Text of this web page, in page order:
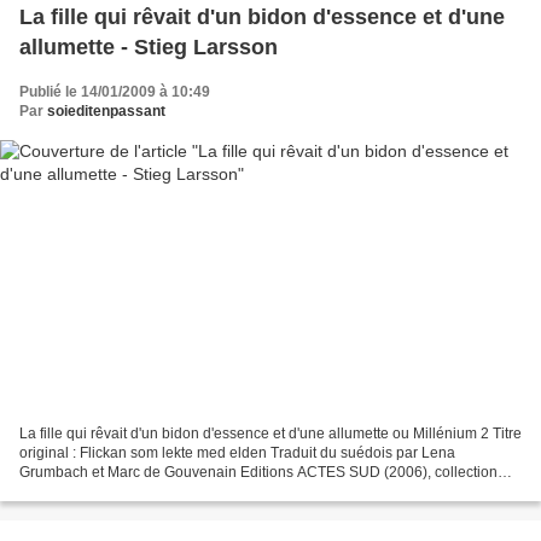
La fille qui rêvait d'un bidon d'essence et d'une
allumette - Stieg Larsson
Publié le 14/01/2009 à 10:49
Par soieditenpassant
La fille qui rêvait d'un bidon d'essence et d'une allumette ou Millénium 2 Titre
original : Flickan som lekte med elden Traduit du suédois par Lena
Grumbach et Marc de Gouvenain Editions ACTES SUD (2006), collection